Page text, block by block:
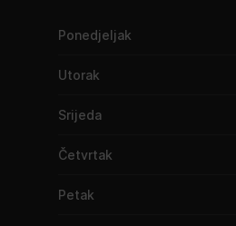
Ponedjeljak
Utorak
Srijeda
Četvrtak
Petak